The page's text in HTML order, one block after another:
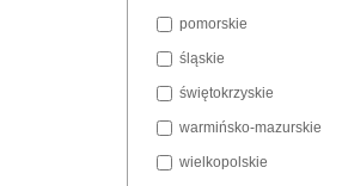
pomorskie
śląskie
świętokrzyskie
warmińsko-mazurskie
wielkopolskie